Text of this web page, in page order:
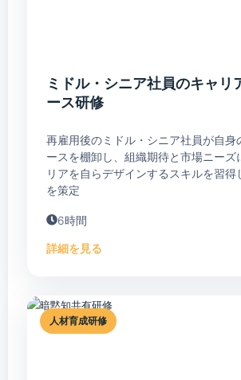
をアップさせる13のフォーマット」作成協力
ニュアル」 ／清文社 「叱らない」で部下を
「ちょっと便利なパソコン術」納税月報（法
25年4月号～平成30年3月／納税協
●実 績 SMBCコンサルティング株式会社
&テクノロジーズ株式会社、三菱UFJリサー
経済研究所、一般財団法人北陸経済研究所、
生産性本部、株式会社NCBリサーチ＆コンサ
密機器メーカー、電子部品メーカー、特殊ガ
間移動システムメーカー、総合病院、介護サ
ミドル・シニア社員のキャリ
ース研修
再雇用後のミドル・シニア社員が自身
ースを棚卸し、組織期待と市場ニーズ
リアを自らデザインするスキルを習得
を策定
6時間
詳細を見る
人材育成研修